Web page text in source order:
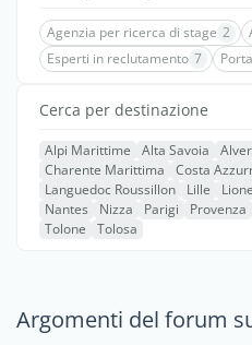
Agenzia per ricerca di stage 2
Esperti in reclutamento 7
Cerca per destinazione
Alpi Marittime Alta Savoia
Charente Marittima
Costa
Languedoc Roussillon
Lille Lione
Nantes
Nizza Parigi Provenza
Tolone
Tolosa
Argomenti del forum